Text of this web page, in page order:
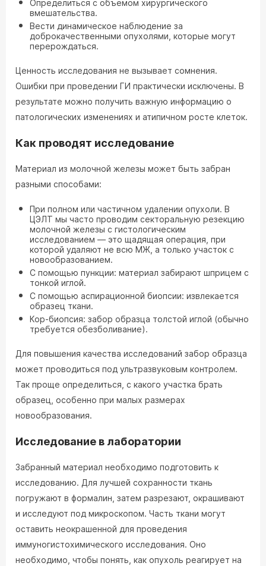
Определиться с объемом хирургического
вмешательства.
Вести динамическое наблюдение за
доброкачественными опухолями, которые могут
перерождаться.
Ценность исследования не вызывает сомнения.
Ошибки при проведении ГИ практически исключены. В
результате можно получить важную информацию о
патологических изменениях и атипичном росте клеток.
Как проводят исследование
Материал из молочной железы может быть забран
разными способами:
При полном или частичном удалении опухоли. В
ЦЭЛТ мы часто проводим секторальную резекцию
молочной железы с гистологическим
исследованием — это щадящая операция, при
которой удаляют не всю МЖ, а только участок с
новообразованием.
С помощью пункции: материал забирают шприцем с
тонкой иглой.
С помощью аспирационной биопсии: извлекается
образец ткани.
Кор-биопсия: забор образца толстой иглой (обычно
требуется обезболивание).
Для повышения качества исследований забор образца
может проводиться под ультразвуковым контролем.
Так проще определиться, с какого участка брать
образец, особенно при малых размерах
новообразования.
Исследование в лаборатории
Забранный материал необходимо подготовить к
исследованию. Для лучшей сохранности ткань
погружают в формалин, затем разрезают, окрашивают
и исследуют под микроскопом. Часть ткани могут
оставить неокрашенной для проведения
иммуногистохимического исследования. Оно
необходимо, чтобы понять, как опухоль реагирует на